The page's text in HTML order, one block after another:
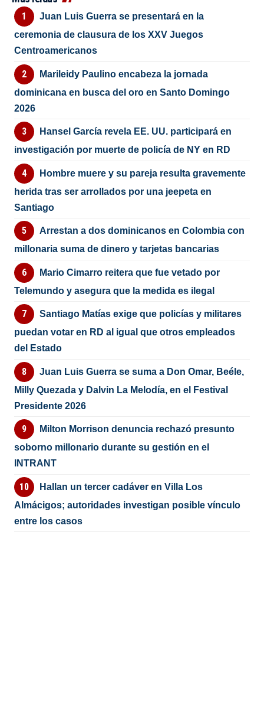
Juan Luis Guerra se presentará en la
ceremonia de clausura de los XXV Juegos
Centroamericanos
Marileidy Paulino encabeza la jornada
dominicana en busca del oro en Santo Domingo
2026
Hansel García revela EE. UU. participará en
investigación por muerte de policía de NY en RD
Hombre muere y su pareja resulta gravemente
herida tras ser arrollados por una jeepeta en
Santiago
Arrestan a dos dominicanos en Colombia con
millonaria suma de dinero y tarjetas bancarias
Mario Cimarro reitera que fue vetado por
Telemundo y asegura que la medida es ilegal
Santiago Matías exige que policías y militares
puedan votar en RD al igual que otros empleados
del Estado
Juan Luis Guerra se suma a Don Omar, Beéle,
Milly Quezada y Dalvin La Melodía, en el Festival
Presidente 2026
Milton Morrison denuncia rechazó presunto
soborno millonario durante su gestión en el
INTRANT
Hallan un tercer cadáver en Villa Los
Almácigos; autoridades investigan posible vínculo
entre los casos